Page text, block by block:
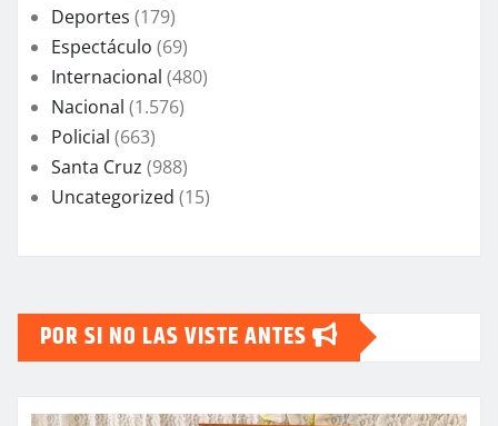
Deportes (179)
Espectáculo (69)
Internacional (480)
Nacional (1.576)
Policial (663)
Santa Cruz (988)
Uncategorized (15)
POR SI NO LAS VISTE ANTES